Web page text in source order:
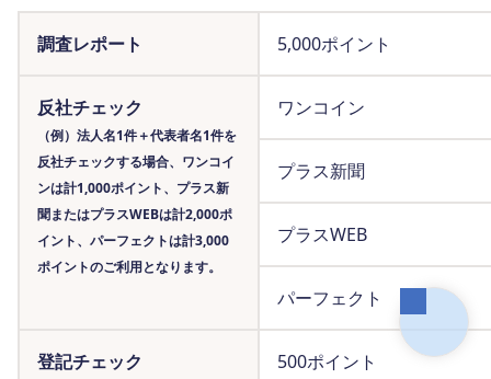
調査レポート 5,000ポイント
反社チェック
（例）法人名1件＋代表者名1件を
反社チェックする場合、ワンコイ
ンは計1,000ポイント、プラス新
聞またはプラスWEBは計2,000ポ
イント、パーフェクトは計3,000
ポイントのご利用となります。
ワンコイン
プラス新聞
プラスWEB
パーフェクト
登記チェック 500ポイント